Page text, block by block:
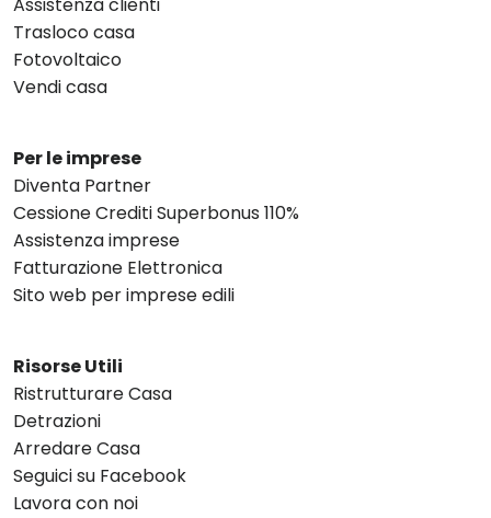
Assistenza clienti
Trasloco casa
Fotovoltaico
Vendi casa
Per le imprese
Diventa Partner
Cessione Crediti Superbonus 110%
Assistenza imprese
Fatturazione Elettronica
Sito web per imprese edili
Risorse Utili
Ristrutturare Casa
Detrazioni
Arredare Casa
Seguici su Facebook
Lavora con noi